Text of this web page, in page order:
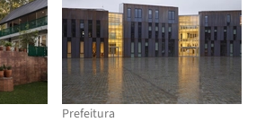
Prefeitura